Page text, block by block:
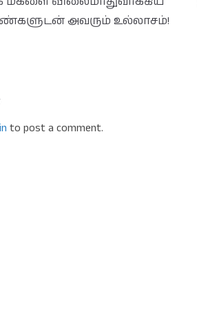
அவரும் உல்லாசம்!
to post a comment.